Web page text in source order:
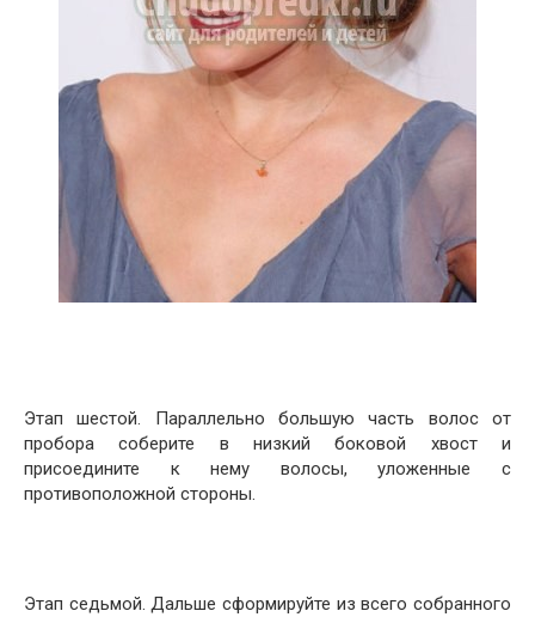
Этап шестой. Параллельно большую часть волос от
пробора соберите в низкий боковой хвост и
присоедините к нему волосы, уложенные с
противоположной стороны.
Этап седьмой. Дальше сформируйте из всего собранного